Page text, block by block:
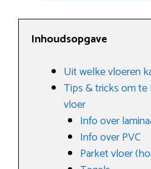
Inhoudsopgave
Uit welke vloeren
Tips & tricks om
vloer
Info over
Info over PVC
Parket vloer